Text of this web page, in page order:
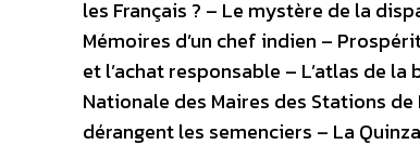
les Français ? – Le mystère de la
Mémoires d’un chef indien –
et l’achat responsable – L’atlas de
Nationale des Maires des Stations
dérangent les semenciers – La